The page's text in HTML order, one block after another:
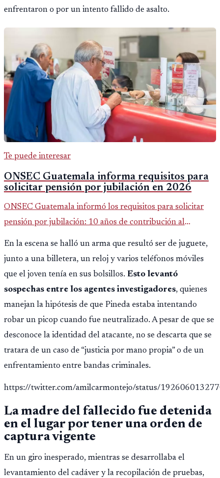
enfrentaron o por un intento fallido de asalto.
Te puede interesar
ONSEC Guatemala informa requisitos para
solicitar pensión por jubilación en 2026
ONSEC Guatemala informó los requisitos para solicitar
pensión por jubilación: 10 años de contribución al
Montepío y 50 años de edad, o 20 años de servicio sin
importar edad.
En la escena se halló un arma que resultó ser de juguete,
junto a una billetera, un reloj y varios teléfonos móviles
que el joven tenía en sus bolsillos. Esto levantó
sospechas entre los agentes investigadores, quienes
manejan la hipótesis de que Pineda estaba intentando
robar un picop cuando fue neutralizado. A pesar de que se
desconoce la identidad del atacante, no se descarta que se
tratara de un caso de “justicia por mano propia” o de un
enfrentamiento entre bandas criminales.
https://twitter.com/amilcarmontejo/status/
La madre del fallecido fue detenida
en el lugar por tener una orden de
captura vigente
En un giro inesperado, mientras se desarrollaba el
levantamiento del cadáver y la recopilación de pruebas,